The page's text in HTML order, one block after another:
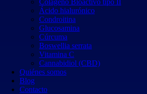
Colágeno Bioactivo tipo II
Ácido hialurónico
Condroitina
Glucosamina
Cúrcuma
Boswellia serrata
Vitamina C
Cannabidiol (CBD)
Quiénes somos
Blog
Contacto